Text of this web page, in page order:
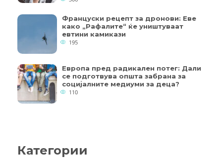
Француски рецепт за дронови: Еве
како „Рафалите“ ќе уништуваат
евтини камикази
195
Европа пред радикален потег: Дали
се подготвува општа забрана за
социјалните медиуми за деца?
110
Категории